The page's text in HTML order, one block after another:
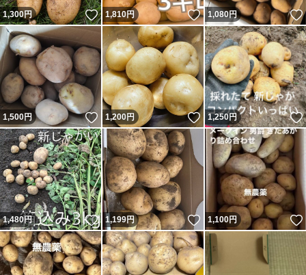
1,300円 いいね！
1,810円 いいね！
1,080円
1,500円 いいね！
1,200円 いいね！
1,250円
1,480円 いいね！
1,199円 いいね！
1,100円